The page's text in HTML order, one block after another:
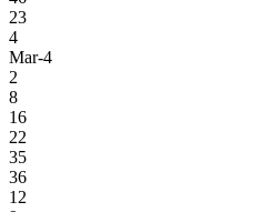
23
4
Mar-4
2
8
16
22
35
36
12